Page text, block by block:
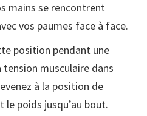
mains se rencontrent
vos paumes face à face.
position pendant une
musculaire dans
à la position de
poids jusqu’au bout.